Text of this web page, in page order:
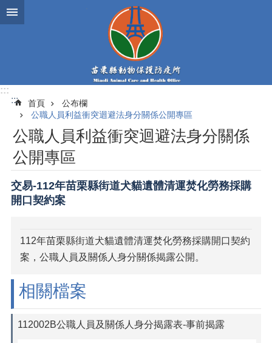
跳到主要內容區塊
:::
:::
首頁
公布欄
公職人員利益衝突迴避法身分關係公開專區
公職人員利益衝突迴避法身分關係
公開專區
交易-112年苗栗縣街道犬貓遺體清運焚化勞務採購
開口契約案
112年苗栗縣街道犬貓遺體清運焚化勞務採購開口契約
案，公職人員及關係人身分關係揭露公開。
相關檔案
112002B公職人員及關係人身分揭露表-事前揭露